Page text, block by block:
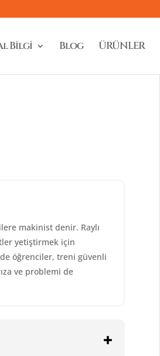
Bilgi Blog ÜRÜNLER
makinist denir. Raylı
yetiştirmek için
öğrenciler, treni güvenli
ve problemi de